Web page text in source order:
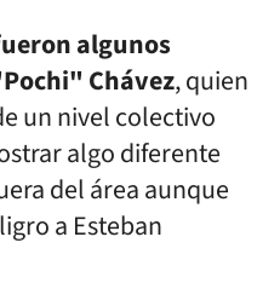
algunos
Chávez, quien
un nivel colectivo
algo diferente
del área aunque
a Esteban